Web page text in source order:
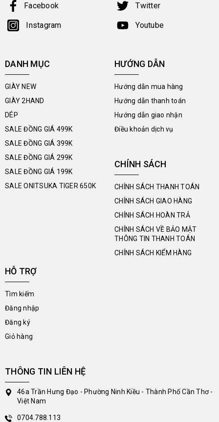
Facebook Twitter
Instagram Youtube
DANH MỤC
GIÀY NEW
GIÀY 2HAND
DÉP
SALE ĐỒNG GIÁ 499K
SALE ĐỒNG GIÁ 399K
SALE ĐỒNG GIÁ 299K
SALE ĐỒNG GIÁ 199K
SALE ONITSUKA TIGER 650K
HƯỚNG DẪN
Hướng dẫn mua hàng
Hướng dẫn thanh toán
Hướng dẫn giao nhận
Điều khoản dịch vụ
CHÍNH SÁCH
CHÍNH SÁCH THANH TOÁN
CHÍNH SÁCH GIAO HÀNG
CHÍNH SÁCH HOÀN TRẢ
CHÍNH SÁCH VỀ BẢO MẬT
THÔNG TIN THANH TOÁN
CHÍNH SÁCH KIỂM HÀNG
HỖ TRỢ
Tìm kiếm
Đăng nhập
Đăng ký
Giỏ hàng
THÔNG TIN LIÊN HỆ
46a Trần Hưng Đạo - Phường Ninh Kiều - Thành Phố Cần Thơ -
Việt Nam
0704.788.113